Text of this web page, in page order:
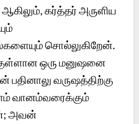
கர்த்தர் அருளிய
சொல்லுகிறேன்.
ஒரு மனுஷனை
வருஷத்திற்கு
வானம்வரைக்கும்
அவன்